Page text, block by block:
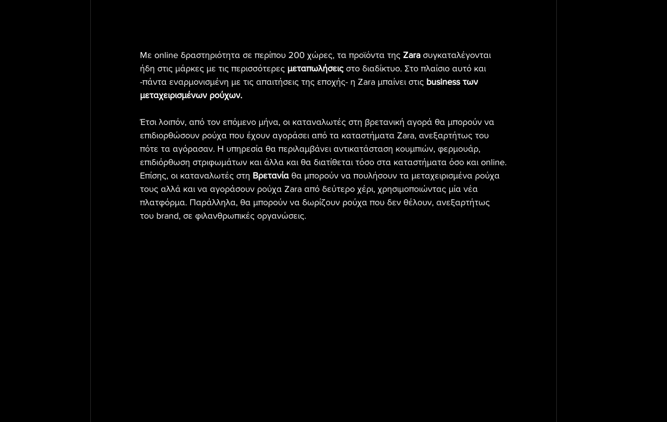
Με online δραστηριότητα σε περίπου 200 χώρες, τα προϊόντα της Zara συγκαταλέγονται
ήδη στις μάρκες με τις περισσότερες μεταπωλήσεις στο διαδίκτυο. Στο πλαίσιο αυτό και
-πάντα εναρμονισμένη με τις απαιτήσεις της εποχής- η Zara μπαίνει στις business των
μεταχειρισμένων ρούχων.
Έτσι λοιπόν, από τον επόμενο μήνα, οι καταναλωτές στη βρετανική αγορά θα μπορούν να
επιδιορθώσουν ρούχα που έχουν αγοράσει από τα καταστήματα Zara, ανεξαρτήτως του
πότε τα αγόρασαν. Η υπηρεσία θα περιλαμβάνει αντικατάσταση κουμπιών, φερμουάρ,
επιδιόρθωση στριφωμάτων και άλλα και θα διατίθεται τόσο στα καταστήματα όσο και online.
Επίσης, οι καταναλωτές στη Βρετανία θα μπορούν να πουλήσουν τα μεταχειρισμένα ρούχα
τους αλλά και να αγοράσουν ρούχα Zara από δεύτερο χέρι, χρησιμοποιώντας μία νέα
πλατφόρμα. Παράλληλα, θα μπορούν να δωρίζουν ρούχα που δεν θέλουν, ανεξαρτήτως
του brand, σε φιλανθρωπικές οργανώσεις.